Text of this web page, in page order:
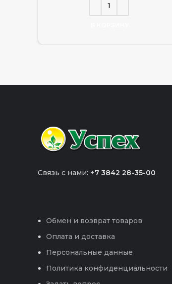
Связь с нами: +7 3842 28-35-00
Обмен и возврат товаров
Оплата и доставка
Персональные данные
Политика конфиденциальности